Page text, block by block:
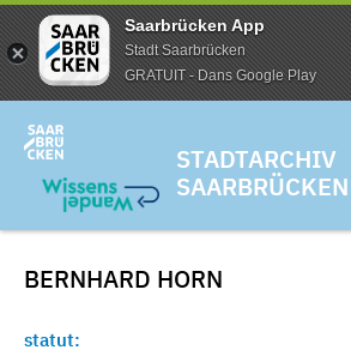
Saarbrücken App
Stadt Saarbrücken
GRATUIT - Dans Google Play
STADTARCHIV
SAARBRÜCKEN
BERNHARD HORN
statut: